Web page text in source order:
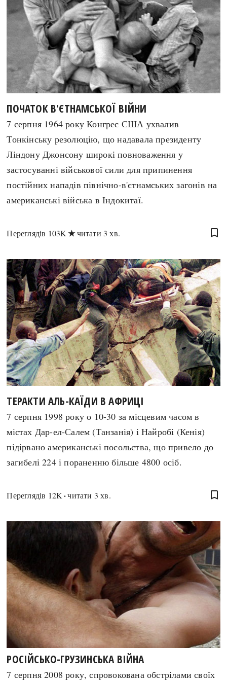
Регіони
Австралія
Азія
Америка
А(нта)рктика
Африка
Європа
Індекси
Нові статті
Популярні статті
Всі статті
Визначальні події
#Хештеги
Автори
ПОЧАТОК В'ЄТНАМСЬКОЇ ВІЙНИ
7 серпня 1964 року Конгрес США ухвалив
Тонкінську резолюцію, що надавала президенту
Ліндону Джонсону широкі повноваження у
застосуванні військової сили для припинення
постійних нападів північно-в'єтнамських загонів на
американські війська в Індокитаї.
Переглядів 103K читати 3 хв. bookmark_border
ТЕРАКТИ АЛЬ-КАЇДИ В АФРИЦІ
7 серпня 1998 року о 10-30 за місцевим часом в
містах Дар-ел-Салем (Танзанія) і Найробі (Кенія)
підірвано американські посольства, що привело до
загибелі 224 і пораненню більше 4800 осіб.
Переглядів 12K читати 3 хв. bookmark_border
РОСІЙСЬКО-ГРУЗИНСЬКА ВІЙНА
7 серпня 2008 року, спровокована обстрілами своїх